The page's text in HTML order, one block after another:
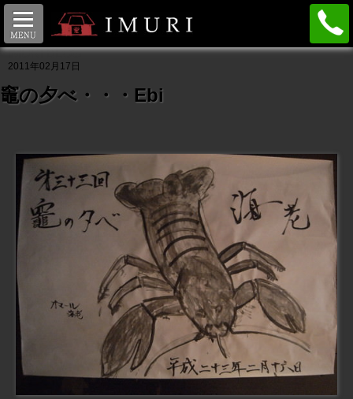
IMURI BLOG
2011年02月17日
竈の夕べ・・・Ebi
ディナー
ランチ
BAR
プラン